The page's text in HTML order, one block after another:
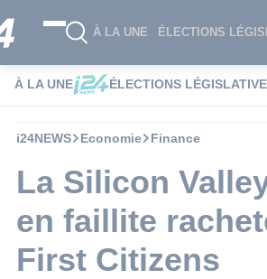
À LA UNE ÉLECTIONS
À LA UNE ÉLECTIONS
i24NEWS Economie Finance
La Silicon
en faillite
First Citizens